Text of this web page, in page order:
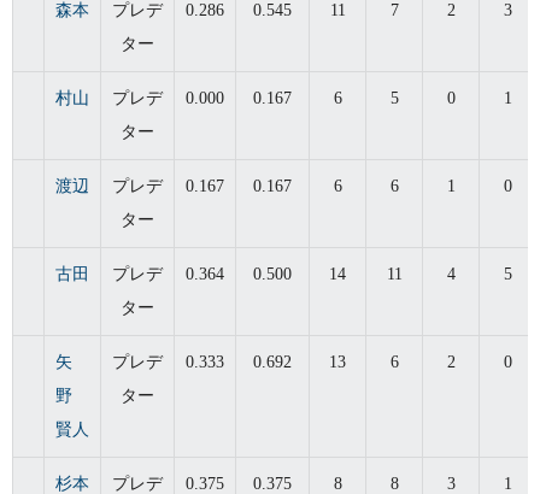
森本
プレデ
ター
0.286 0.545 11 7 2 3
村山
プレデ
ター
0.000 0.167 6 5 0 1
渡辺
プレデ
ター
0.167 0.167 6 6 1 0
古田
プレデ
ター
0.364 0.500 14 11 4 5
矢
野
賢人
プレデ
ター
0.333 0.692 13 6 2 0
杉本
プレデ
0.375 0.375 8 8 3 1